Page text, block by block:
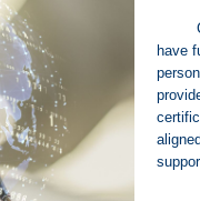
have